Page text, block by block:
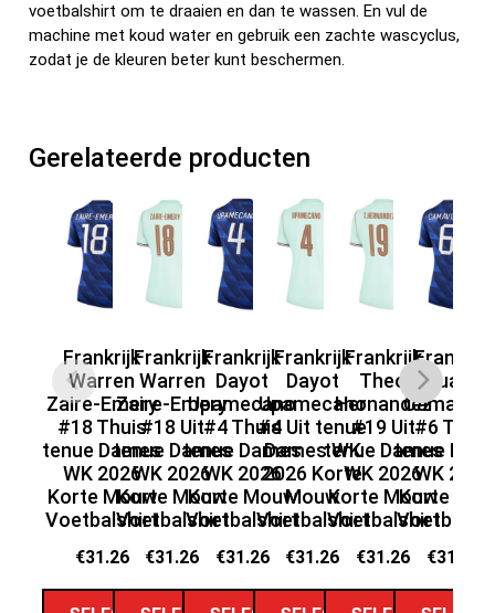
voetbalshirt om te draaien en dan te wassen. En vul de
machine met koud water en gebruik een zachte wascyclus,
zodat je de kleuren beter kunt beschermen.
Gerelateerde producten
Frankrijk
Warren
Zaire-Emery
#18 Thuis
tenue Dames
WK 2026
Korte Mouw
Voetbalshirt
€31.26
Frankrijk
Warren
Zaire-Emery
#18 Uit
tenue Dames
WK 2026
Korte Mouw
Voetbalshirt
€31.26
Frankrijk
Dayot
Upamecano
#4 Thuis
tenue Dames
WK 2026
Korte Mouw
Voetbalshirt
€31.26
Frankrijk
Dayot
Upamecano
#4 Uit tenue
Dames WK
2026 Korte
Mouw
Voetbalshirt
€31.26
Frankrijk
Theo
Hernandez
#19 Uit
tenue Dames
WK 2026
Korte Mouw
Voetbalshirt
€31.26
Frankrijk
Eduardo
#6 Thuis
tenue
WK 2026
Korte
€31.26